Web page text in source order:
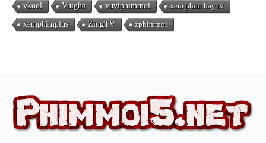
vkool Vuighe vuviphimmoi xem phim hay tv
xemphimplus ZingTV zphimmoi